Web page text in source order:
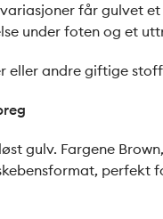
får gulvet
under foten og et
eller andre giftige
gulv. Fargene